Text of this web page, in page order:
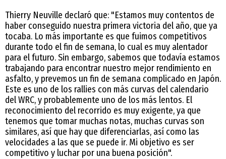
Thierry Neuville declaró que: "Estamos muy contentos de
haber conseguido nuestra primera victoria del año, que ya
tocaba. Lo más importante es que fuimos competitivos
durante todo el fin de semana, lo cual es muy alentador
para el futuro. Sin embargo, sabemos que todavía estamos
trabajando para encontrar nuestro mejor rendimiento en
asfalto, y prevemos un fin de semana complicado en Japón.
Este es uno de los rallies con más curvas del calendario
del WRC, y probablemente uno de los más lentos. El
reconocimiento del recorrido es muy exigente, ya que
tenemos que tomar muchas notas, muchas curvas son
similares, así que hay que diferenciarlas, así como las
velocidades a las que se puede ir. Mi objetivo es ser
competitivo y luchar por una buena posición".